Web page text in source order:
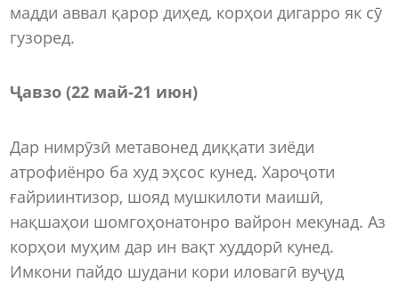
мадди аввал қарор диҳед, корҳои дигарро як сӯ
гузоред.
Ҷавзо (22 май-21 июн)
Дар нимрӯзӣ метавонед диққати зиёди
атрофиёнро ба худ эҳсос кунед. Хароҷоти
ғайриинтизор, шояд мушкилоти маишӣ,
нақшаҳои шомгоҳонатонро вайрон мекунад. Аз
корҳои муҳим дар ин вақт худдорӣ кунед.
Имкони пайдо шудани кори иловагӣ вуҷуд